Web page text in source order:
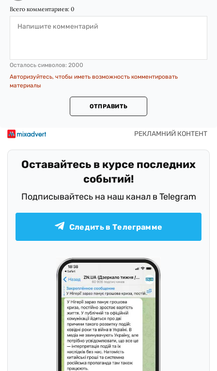
Всего комментариев: 0
Осталось символов: 2000
Авторизуйтесь, чтобы иметь возможность комментировать
материалы
ОТПРАВИТЬ
Оставайтесь в курсе последних
событий!
Подписывайтесь на наш канал в Telegram
Следить в Телеграмме